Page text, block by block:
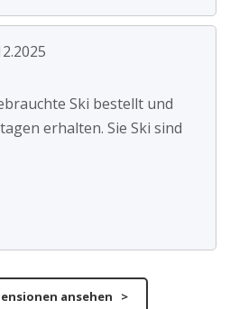
Ski bestellt und
erhalten. Sie Ski sind
ansehen >